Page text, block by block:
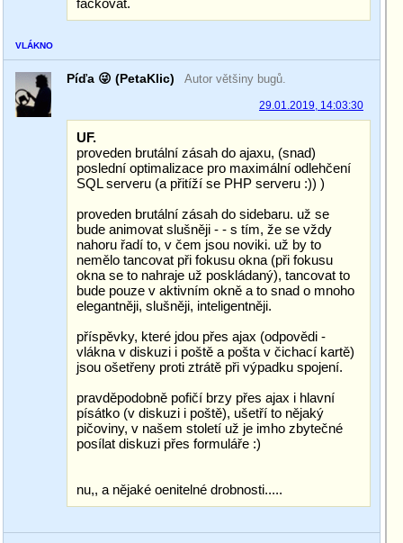
fackovat.
VLÁKNO
Píďa 😜 (PetaKlic) Autor většiny bugů.
29.01.2019, 14:03:30
UF.
proveden brutální zásah do ajaxu, (snad)
poslední optimalizace pro maximální odlehčení
SQL serveru (a přitíží se PHP serveru :)) )
proveden brutální zásah do sidebaru. už se
bude animovat slušněji - - s tím, že se vždy
nahoru řadí to, v čem jsou noviki. už by to
nemělo tancovat při fokusu okna (při fokusu
okna se to nahraje už poskládaný), tancovat to
bude pouze v aktivním okně a to snad o mnoho
elegantněji, slušněji, inteligentněji.
příspěvky, které jdou přes ajax (odpovědi -
vlákna v diskuzi i poště a pošta v čichací kartě)
jsou ošetřeny proti ztrátě při výpadku spojení.
pravděpodobně pofičí brzy přes ajax i hlavní
písátko (v diskuzi i poště), ušetří to nějaký
pičoviny, v našem století už je imho zbytečné
posílat diskuzi přes formuláře :)
nu,, a nějaké oenitelné drobnosti.....